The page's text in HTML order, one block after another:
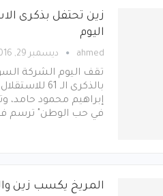
زين تحتفل بذكرى
اليوم
ahmed ديسمبر 29, 2016
تقف اليوم الشركة
بالذكرى
إبراهيم محمود حامد،
في حب الوطن" ترسم
المريخ يكسب زين